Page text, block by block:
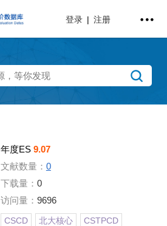
登录 | 注册
年度ES 9.07
文献数量： 0
下载量： 0
访问量： 9696
CSCD 北大核心
CSTPCD